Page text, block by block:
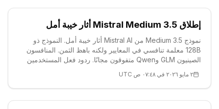
إطلاق Mistral Medium 3.5 أثار خيبة أمل
نموذج Medium 3.5 من Mistral AI أثار خيبة أمل. النموذج ذو
128B معلمة تنافسي في المعايير ولكنه باهظ الثمن. المنافسون
الصينيون GLM وQwen متفوقون مجانًا. ردود فعل المستخدمين
تحركت بشكل أفقي.
٢ مايو ٢٠٢٦ في ٠٧:٤٨ ص UTC